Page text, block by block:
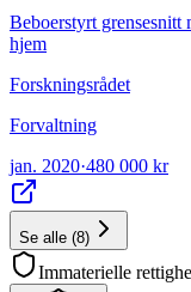
Beboerstyrt
hjem
Forskningsrådet
Forvaltning
jan. 2020·480 000 kr
Se alle (8)
Immaterielle